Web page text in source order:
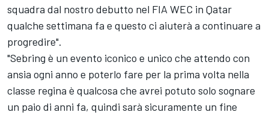
squadra dal nostro debutto nel FIA WEC in Qatar
qualche settimana fa e questo ci aiuterà a continuare a
progredire".
"Sebring è un evento iconico e unico che attendo con
ansia ogni anno e poterlo fare per la prima volta nella
classe regina è qualcosa che avrei potuto solo sognare
un paio di anni fa, quindi sarà sicuramente un fine